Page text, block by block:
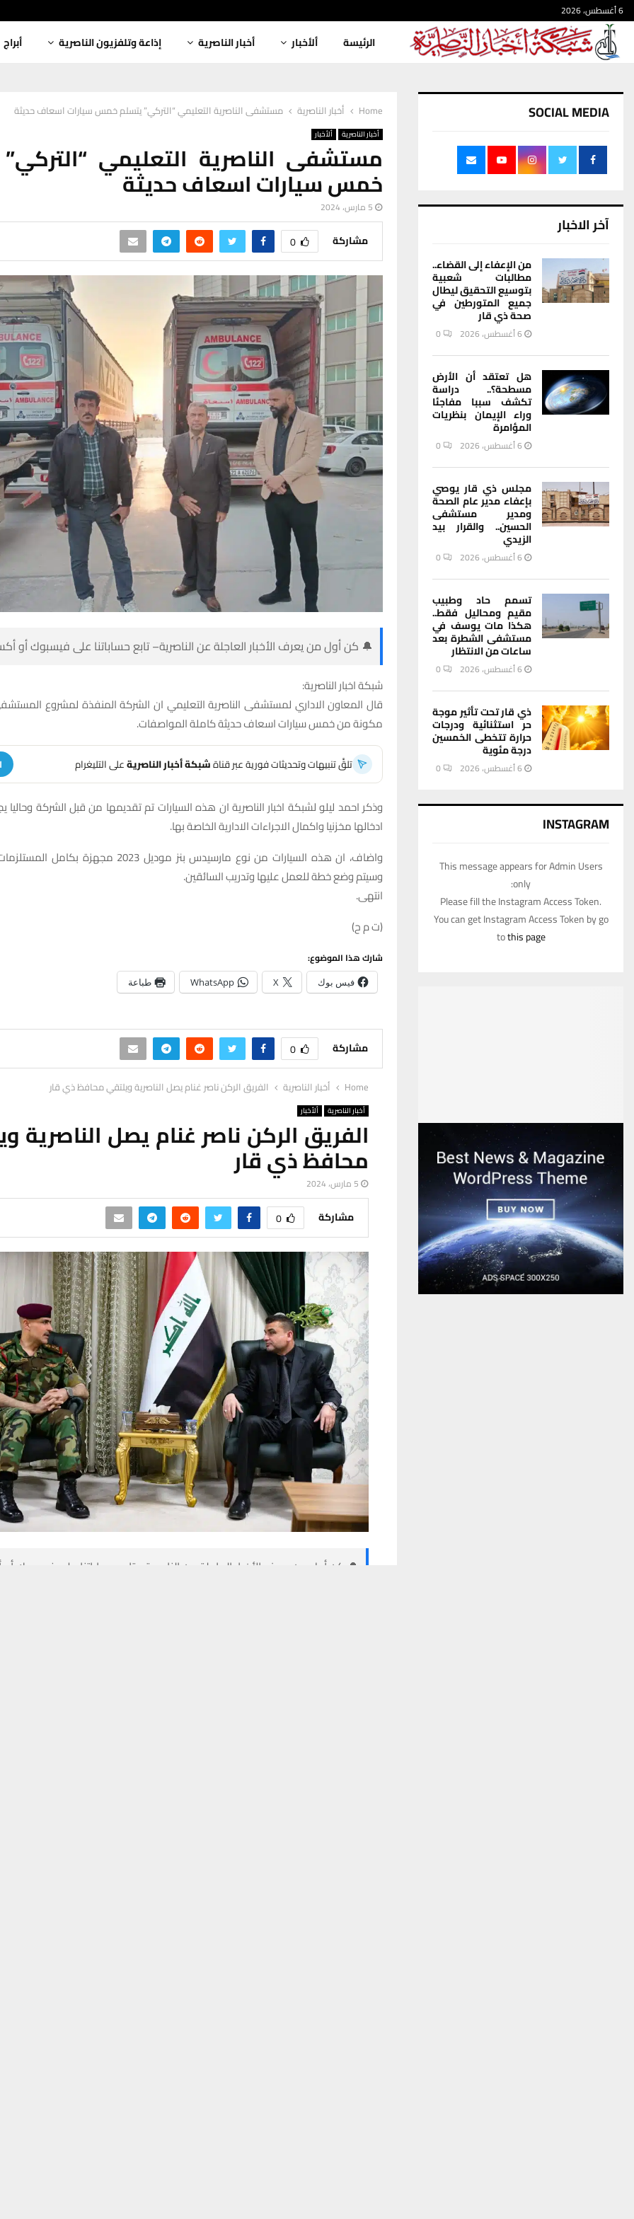
6 أغسطس، 2026
الرئيسة ألأخبار أخبار الناصرية إذاعة وتلفزيون الناصرية أبراج
Home أخبار الناصرية مستشفى الناصرية التعليمي “التركي” يتسلم خمس سيارات اسعاف حديثة
أخبار الناصرية ألأخبار
مستشفى الناصرية التعليمي
خمس سيارات اسعاف حديثة
5 مارس، 2024
مشاركة 0
🔔 كن أول من يعرف الأخبار العاجلة عن الناصرية– تابع حساباتنا على فيسبوك أو
شبكة اخبار الناصرية:
قال المعاون الاداري لمستشفى الناصرية التعليمي ان الشركة المنفذة لمشروع
مكونة من خمس سيارات اسعاف حديثة كاملة المواصفات.
تلقَّ تنبيهات وتحديثات فورية عبر قناةشبكة أخبار الناصريةعلى التليغرام
وذكر احمد ليلو لشبكة اخبار الناصرية ان هذه السيارات تم تقديمها من قبل الشركة
ادخالها مخزنيا واكمال الاجراءات الادارية الخاصة بها.
واضاف، ان هذه السيارات من نوع مارسيدس بنز موديل 2023
وسيتم وضع خطة للعمل عليها وتدريب السائقين.
انتهى.
(ت م ح)
شارك هذا الموضوع:
فيس بوك X
WhatsApp طباعة
مشاركة 0
Home أخبار الناصرية الفريق الركن ناصر غنام يصل الناصرية ويلتقي محافظ ذي قار
أخبار الناصرية ألأخبار
الفريق الركن ناصر غنام يصل الناصرية
محافظ ذي قار
5 مارس، 2024
مشاركة 0
🔔 كن أول من يعرف الأخبار العاجلة عن الناصرية– تابع حساباتنا على فيسبوك أو
SOCIAL MEDIA
آخر الاخبار
من الإعفاء إلى القضاء..
مطالبات شعبية
بتوسيع التحقيق ليطال
جميع المتورطين في
صحة ذي قار
6 أغسطس، 2026 0
هل تعتقد أن الأرض
مسطحة؟.. دراسة
تكشف سببا مفاجئا
وراء الإيمان بنظريات
المؤامرة
6 أغسطس، 2026 0
مجلس ذي قار يوصي
بإعفاء مدير عام الصحة
ومدير مستشفى
الحسين.. والقرار بيد
الزيدي
6 أغسطس، 2026 0
تسمم حاد وطبيب
مقيم ومحاليل فقط..
هكذا مات يوسف في
مستشفى الشطرة بعد
ساعات من الانتظار
6 أغسطس، 2026 0
ذي قار تحت تأثير موجة
حر استثنائية ودرجات
حرارة تتخطى الخمسين
درجة مئوية
6 أغسطس، 2026 0
INSTAGRAM
This message appears for Admin Users
only:
Please fill the Instagram Access Token.
You can get Instagram Access Token by go
tothis page